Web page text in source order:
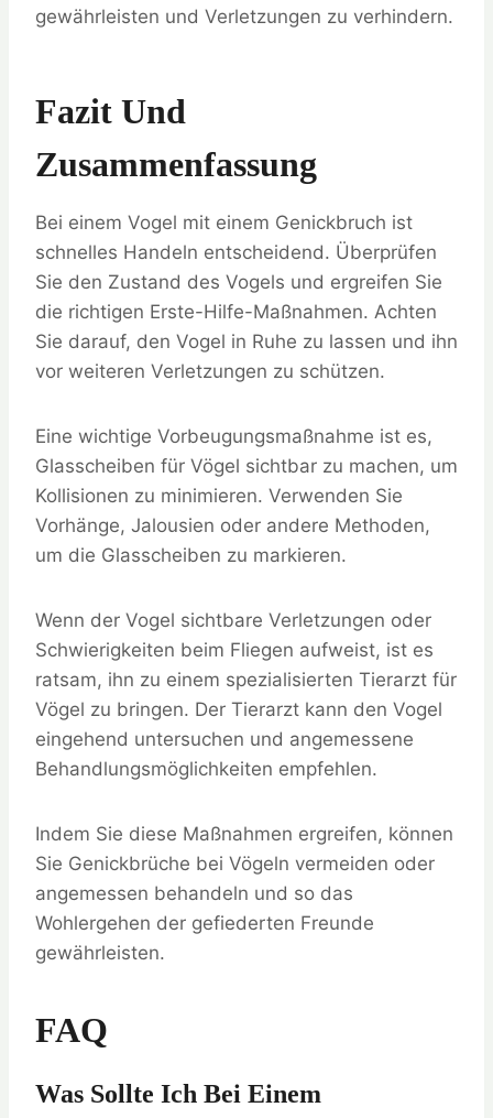
gewährleisten und Verletzungen zu verhindern.
Fazit Und
Zusammenfassung
Bei einem Vogel mit einem Genickbruch ist
schnelles Handeln entscheidend. Überprüfen
Sie den Zustand des Vogels und ergreifen Sie
die richtigen Erste-Hilfe-Maßnahmen. Achten
Sie darauf, den Vogel in Ruhe zu lassen und ihn
vor weiteren Verletzungen zu schützen.
Eine wichtige Vorbeugungsmaßnahme ist es,
Glasscheiben für Vögel sichtbar zu machen, um
Kollisionen zu minimieren. Verwenden Sie
Vorhänge, Jalousien oder andere Methoden,
um die Glasscheiben zu markieren.
Wenn der Vogel sichtbare Verletzungen oder
Schwierigkeiten beim Fliegen aufweist, ist es
ratsam, ihn zu einem spezialisierten Tierarzt für
Vögel zu bringen. Der Tierarzt kann den Vogel
eingehend untersuchen und angemessene
Behandlungsmöglichkeiten empfehlen.
Indem Sie diese Maßnahmen ergreifen, können
Sie Genickbrüche bei Vögeln vermeiden oder
angemessen behandeln und so das
Wohlergehen der gefiederten Freunde
gewährleisten.
FAQ
Was Sollte Ich Bei Einem